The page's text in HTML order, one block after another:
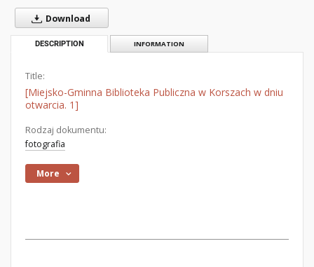
Download
DESCRIPTION INFORMATION
Title:
[Miejsko-Gminna Biblioteka Publiczna w Korszach w dniu
otwarcia. 1]
Rodzaj dokumentu:
fotografia
More